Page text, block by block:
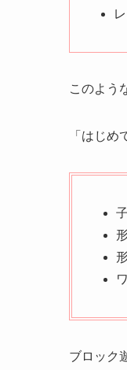
このよう
「はじめ
ブロック